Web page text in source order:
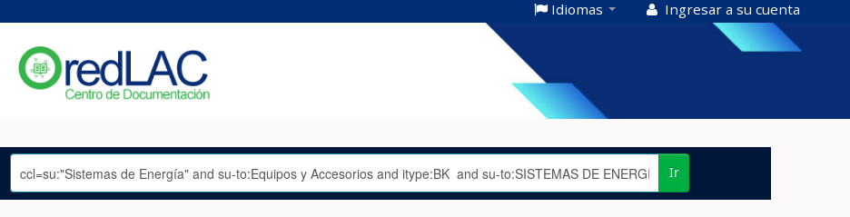
Idiomas Ingresar a su cuenta
Ir